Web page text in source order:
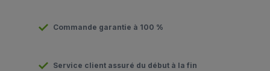
Commande garantie à 100 %
Service client assuré du début à la fin